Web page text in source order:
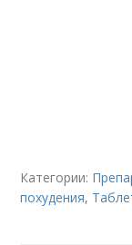
Категории:
похудения,